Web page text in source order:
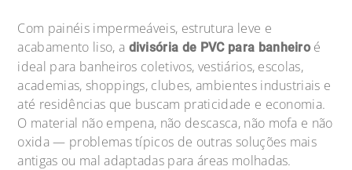
Com painéis impermeáveis, estrutura leve e
acabamento liso, a divisória de PVC para banheiro é
ideal para banheiros coletivos, vestiários, escolas,
academias, shoppings, clubes, ambientes industriais e
até residências que buscam praticidade e economia.
O material não empena, não descasca, não mofa e não
oxida — problemas típicos de outras soluções mais
antigas ou mal adaptadas para áreas molhadas.